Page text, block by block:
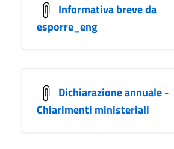
Informativa breve da
esporre_eng
Dichiarazione annuale -
Chiarimenti ministeriali